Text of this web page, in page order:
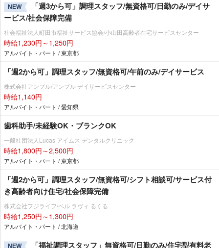
NEW
「週3から可」調理スタッフ/無資格可/日勤のみ/デイサ
ービス/社会保障完備
社会福祉法人町田市福祉サービス協会/小山田高齢者在宅サービスセンター
時給1,230円～1,250円
アルバイト・パート / 東京都
「週2から可」調理スタッフ/無資格可/午前のみ/デイサービス
株式会社アンプル/アンプル デイサービスセンター
時給1,140円
アルバイト・パート / 愛知県
歯科助手/未経験OK・ブランクOK
一般社団法人Lucas アイムス デンタルクリニック
時給1,800円～2,500円
アルバイト・パート / 東京都
「週2から可」調理スタッフ/無資格可/シフト相談可/サービス付
き高齢者向け住宅/社会保障完備
株式会社フジライフ/ベル ラヴィ るくる
時給1,250円～1,300円
アルバイト・パート / 北海道
NEW 「福祉調理スタッフ」無資格可/日勤のみ/住宅型有料老